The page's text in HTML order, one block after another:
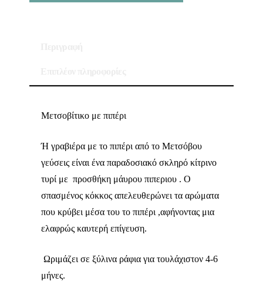
Μετσοβίτικο με πιπέρι
Ή γραβιέρα με το πιπέρι από το Μετσόβου
γεύσεις είναι ένα παραδοσιακό σκληρό κίτρινο
τυρί με προσθήκη μάυρου πιπεριου . Ο
σπασμένος κόκκος απελευθερώνει τα αρώματα
που κρύβει μέσα του το πιπέρι ,αφήνοντας μια
ελαφρώς καυτερή επίγευση.
Ωριμάζει σε ξύλινα ράφια για τουλάχιστον 4-6
μήνες.